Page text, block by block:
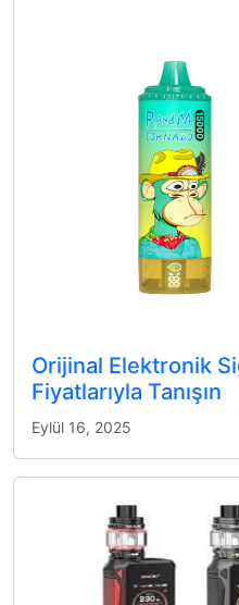
Orijinal Elektronik
Fiyatlarıyla Tanışın
Eylül 16, 2025